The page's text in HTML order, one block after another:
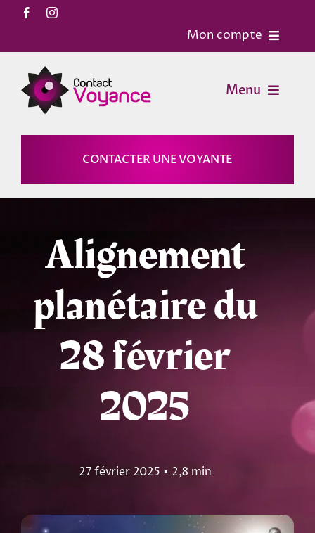
Passer
contenu
Mon compte
Mon Compte
Menu
Voyance
Horoscopes
Magies
Astrologie
Tarots
Blog
CONTACTER UNE VOYANTE
Alignement
planétaire du
28 février
2025
27 février 2025 ▪ 2,8 min